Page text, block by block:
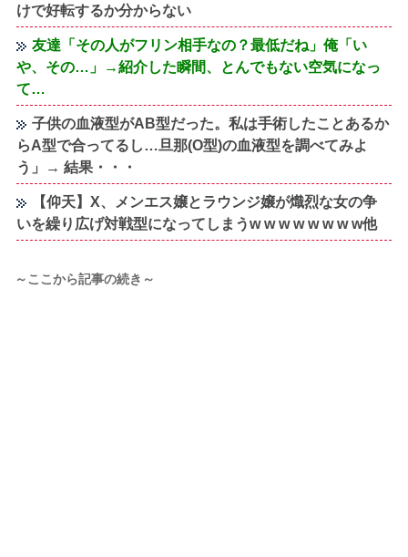
けで好転するか分からない
友達「その人がフリン相手なの？最低だね」俺「い
や、その…」→紹介した瞬間、とんでもない空気になっ
て…
子供の血液型がAB型だった。私は手術したことあるか
らA型で合ってるし…旦那(O型)の血液型を調べてみよ
う」→ 結果・・・
【仰天】X、メンエス嬢とラウンジ嬢が熾烈な女の争
いを繰り広げ対戦型になってしまうw w w w w w w w他
～ここから記事の続き～